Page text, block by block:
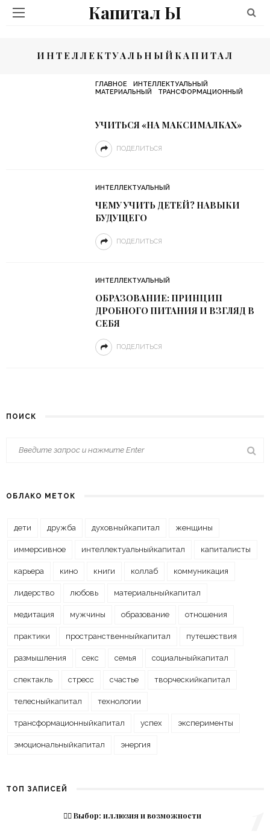
Капитал Ы
ИНТЕЛЛЕКТУАЛЬНЫЙКАПИТАЛ
ГЛАВНОЕ
ИНТЕЛЛЕКТУАЛЬНЫЙ
МАТЕРИАЛЬНЫЙ
ТРАНСФОРМАЦИОННЫЙ
УЧИТЬСЯ «НА МАКСИМАЛКАХ»
ПОДЕЛИТЬСЯ
ИНТЕЛЛЕКТУАЛЬНЫЙ
ЧЕМУ УЧИТЬ ДЕТЕЙ? НАВЫКИ
БУДУЩЕГО
ПОДЕЛИТЬСЯ
ИНТЕЛЛЕКТУАЛЬНЫЙ
ОБРАЗОВАНИЕ: ПРИНЦИП
ДРОБНОГО ПИТАНИЯ И ВЗГЛЯД В
СЕБЯ
ПОДЕЛИТЬСЯ
ПОИСК
ОБЛАКО МЕТОК
дети дружба духовныйкапитал женщины
иммерсивное интеллектуальныйкапитал капиталисты
карьера кино книги коллаб коммуникация
лидерство любовь материальныйкапитал
медитация мужчины образование отношения
практики пространственныйкапитал путешествия
размышления секс семья социальныйкапитал
спектакль стресс счастье творческийкапитал
телесныйкапитал технологии
трансформационныйкапитал успех эксперименты
эмоциональныйкапитал энергия
ТОП ЗАПИСЕЙ
🤹‍♀️ Выбор: иллюзия и возможности